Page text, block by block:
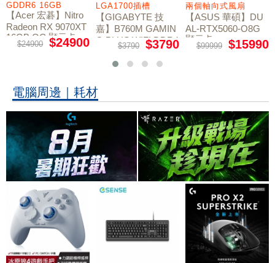
GDDR6 16GB
【Acer 宏碁】Nitro
Radeon RX 9070XT
16GB OC 顯示卡
$24900 $24900
LGA1700插槽
【GIGABYTE 技
嘉】B760M GAMIN
G PLUS WIFI DDR4
主機板$3790 $3790
兩個軸向式風扇
【ASUS 華碩】DU
AL-RTX5060-O8G
顯示卡
$99999 $15990
電腦周邊｜耗材